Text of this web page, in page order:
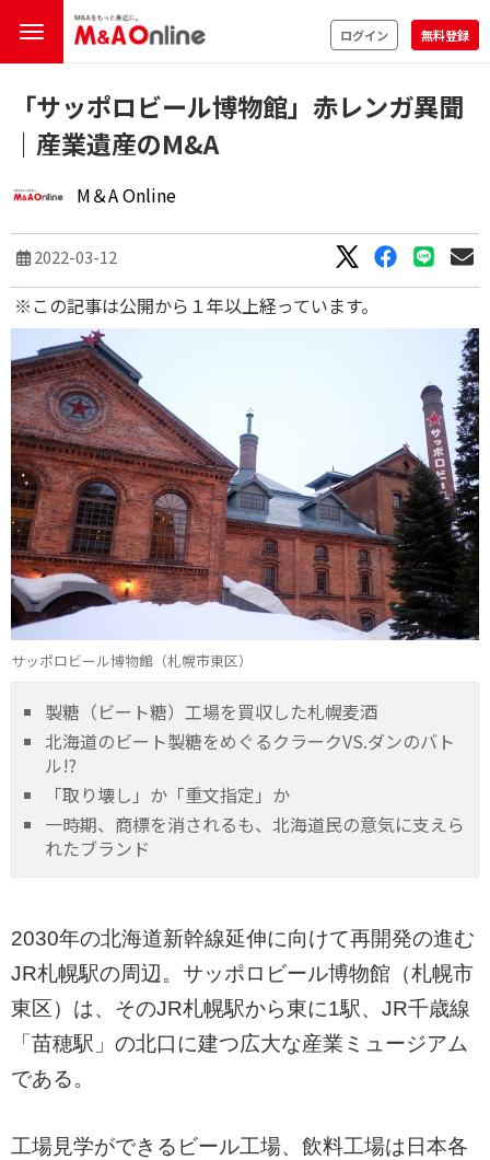
ログイン 無料登録
「サッポロビール博物館」赤レンガ異聞
｜産業遺産のM&A
M＆A Online
2022-03-12
※この記事は公開から１年以上経っています。
サッポロビール博物館（札幌市東区）
製糖（ビート糖）工場を買収した札幌麦酒
北海道のビート製糖をめぐるクラークVS.ダンのバト
ル!?
「取り壊し」か「重文指定」か
一時期、商標を消されるも、北海道民の意気に支えら
れたブランド
2030年の北海道新幹線延伸に向けて再開発の進む
JR札幌駅の周辺。サッポロビール博物館（札幌市
東区）は、そのJR札幌駅から東に1駅、JR千歳線
「苗穂駅」の北口に建つ広大な産業ミュージアム
である。
工場見学ができるビール工場、飲料工場は日本各